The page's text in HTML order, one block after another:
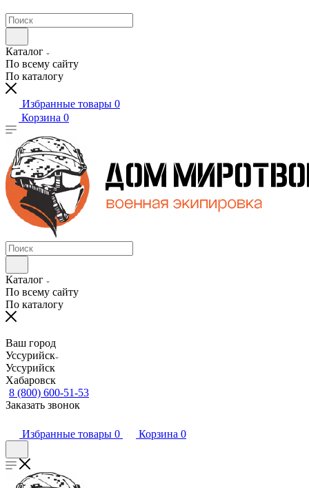
Каталог
По всему сайту
По каталогу
Избранные товары 0
Корзина 0
Каталог
По всему сайту
По каталогу
Ваш город
Уссурийск
Уссурийск
Хабаровск
8 (800) 600-51-53
Заказать звонок
Избранные товары 0 Корзина 0